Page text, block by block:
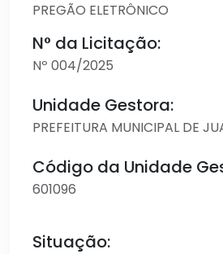
PREGÃO ELETRÔNICO
N° da Licitação:
Nº 004/2025
Unidade Gestora:
PREFEITURA MUNICIPAL DE
Código da Unidade
601096
Situação: